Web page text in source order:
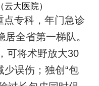
大医院）
点专科，年门急诊
全省第一梯队。
可将术野放大30
误伤；独创“包